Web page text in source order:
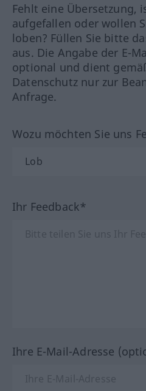
Fehlt eine Übersetzung,
aufgefallen oder wollen
loben? Füllen Sie bitte
aus. Die Angabe der E-
optional und dient
Datenschutz nur zur
Anfrage.
Wozu möchten Sie uns
Ihr Feedback*
Ihre E-Mail-Adresse